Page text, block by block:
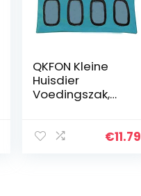
QKFON Kleine
Huisdier
Voedingszak,
Opbergtas
€11.79